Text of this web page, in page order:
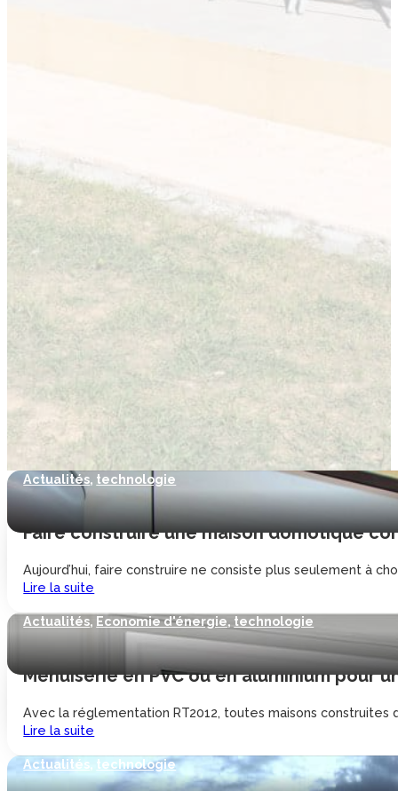
Actualités, technologie
Faire construire une maison domotique
Aujourd’hui, faire construire ne consiste plus seulement à
Lire la suite
Actualités, Economie d'énergie, technologie
Menuiserie en PVC ou en aluminium pour
Avec la réglementation RT2012, toutes maisons construites
Lire la suite
Actualités, technologie